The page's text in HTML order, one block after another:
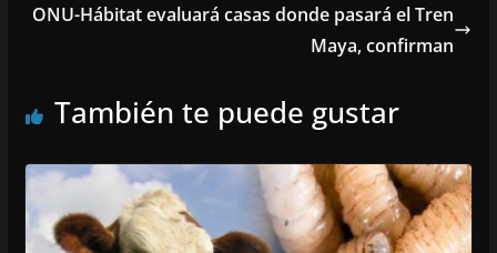
ONU-Hábitat evaluará casas donde pasará el Tren
Maya, confirman
También te puede gustar